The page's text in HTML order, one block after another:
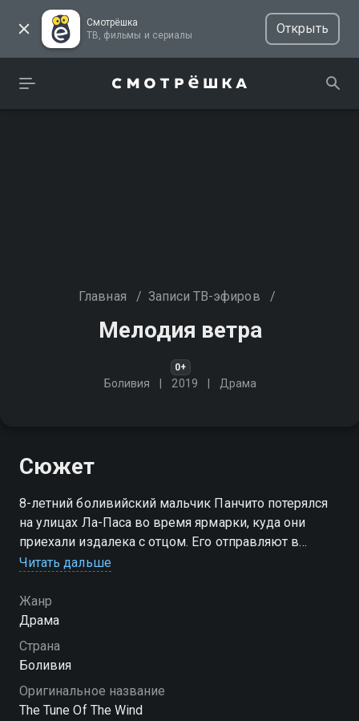
Смотрёшка
ТВ, фильмы и сериалы
Открыть
Главная / Записи ТВ-эфиров /
Мелодия ветра
0+
Боливия 2019 Драма
Сюжет
8-летний боливийский мальчик Панчито потерялся
на улицах Ла-Паса во время ярмарки, куда они
приехали издалека с отцом. Его отправляют в
приют. Там он знакомится с чилийским пареньком
Читать дальше
Жанр
Драма
Страна
Боливия
Оригинальное название
The Tune Of The Wind